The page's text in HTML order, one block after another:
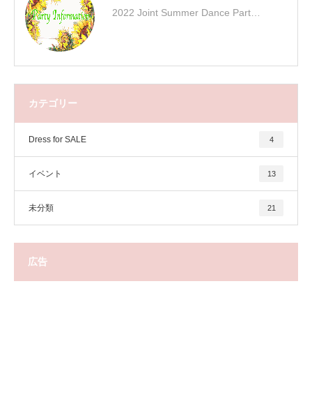
2022 Joint Summer Dance Part…
カテゴリー
Dress for SALE 4
イベント 13
未分類 21
広告